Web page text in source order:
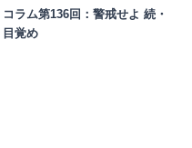
コラム第136回：警戒せよ 続・
目覚め